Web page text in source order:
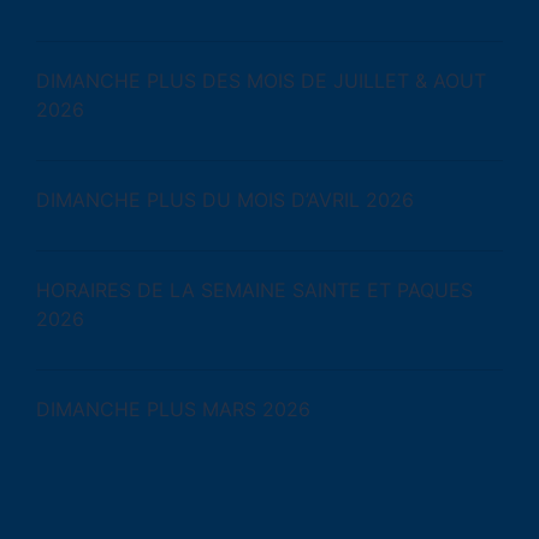
DIMANCHE PLUS DES MOIS DE JUILLET & AOUT
2026
DIMANCHE PLUS DU MOIS D’AVRIL 2026
HORAIRES DE LA SEMAINE SAINTE ET PAQUES
2026
DIMANCHE PLUS MARS 2026